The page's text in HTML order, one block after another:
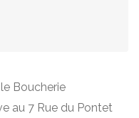
Boucherie
au 7 Rue du Pontet